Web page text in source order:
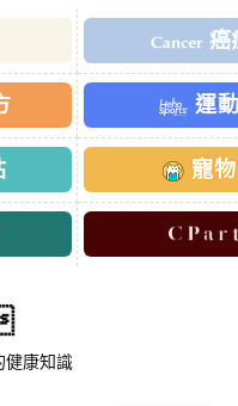
癌
運
寵
健康知識